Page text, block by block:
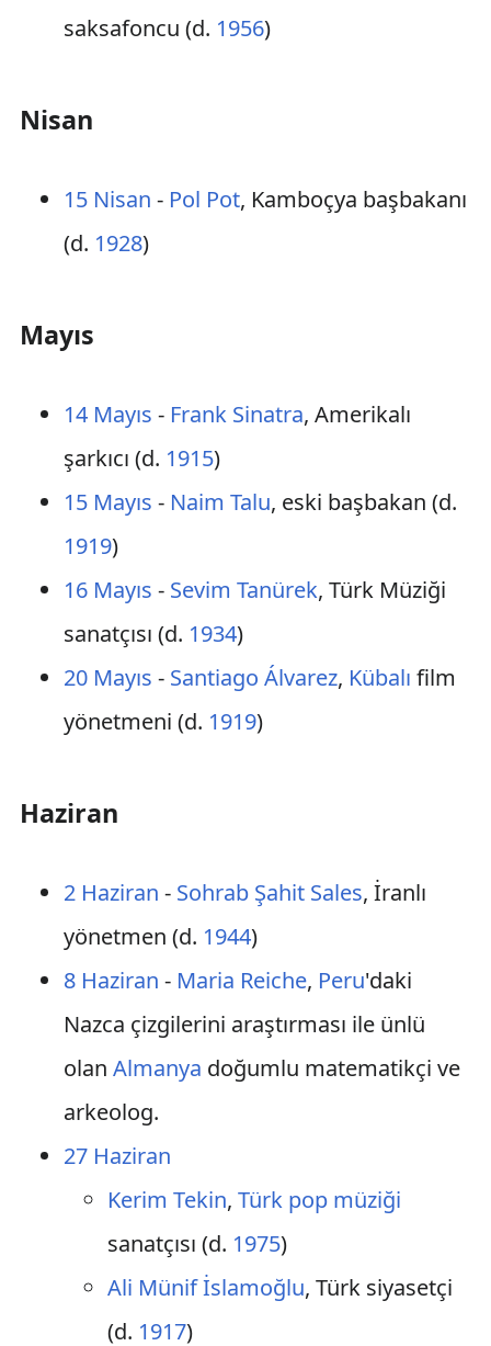
saksafoncu (d. 1956)
Nisan
15 Nisan - Pol Pot, Kamboçya başbakanı
(d. 1928)
Mayıs
14 Mayıs - Frank Sinatra, Amerikalı
şarkıcı (d. 1915)
15 Mayıs - Naim Talu, eski başbakan (d.
1919)
16 Mayıs - Sevim Tanürek, Türk Müziği
sanatçısı (d. 1934)
20 Mayıs - Santiago Álvarez, Kübalı film
yönetmeni (d. 1919)
Haziran
2 Haziran - Sohrab Şahit Sales, İranlı
yönetmen (d. 1944)
8 Haziran - Maria Reiche, Peru'daki
Nazca çizgilerini araştırması ile ünlü
olan Almanya doğumlu matematikçi ve
arkeolog.
27 Haziran
Kerim Tekin, Türk pop müziği
sanatçısı (d. 1975)
Ali Münif İslamoğlu, Türk siyasetçi
(d. 1917)